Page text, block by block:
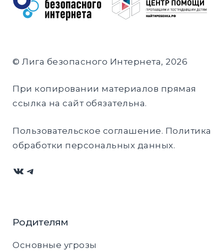
© Лига безопасного Интернета, 2026
При копировании материалов прямая
ссылка на сайт обязательна.
Пользовательское соглашение. Политика
обработки персональных данных.
ВКонтакте
Telegram
Родителям
Основные угрозы